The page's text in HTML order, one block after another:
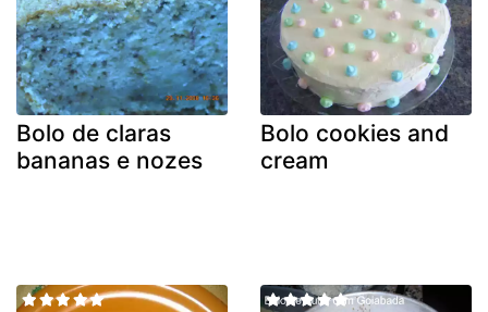
Bolo de claras
bananas e nozes
Bolo cookies and
cream